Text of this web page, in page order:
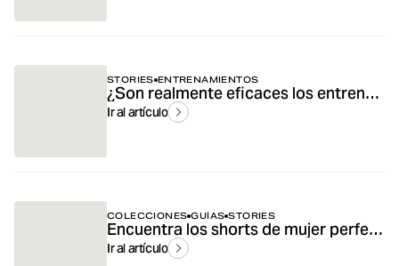
STORIES ENTRENAMIENTOS
¿Son realmente eficaces los entrenamientos de 10 minutos?
Ir al artículo
COLECCIONES GUÍAS STORIES
Encuentra los shorts de mujer perfectos para entrenar y el día a día – Guía de shorts para mujer
Ir al artículo